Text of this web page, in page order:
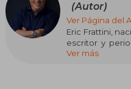
(Autor)
Ver Página del
Eric Frattini,
escritor y
temas de
Ver más